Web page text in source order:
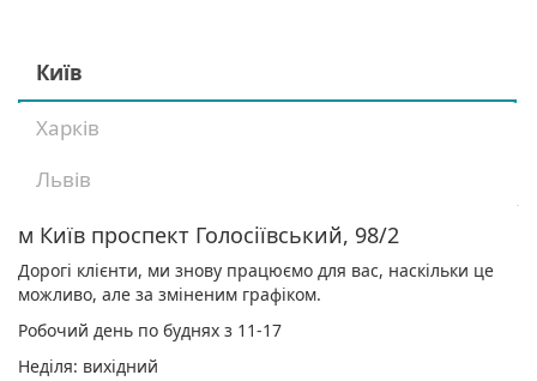
Київ
Харків
Львів
м Київ проспект Голосіївський, 98/2
Дорогі клієнти, ми знову працюємо для вас, наскільки це
можливо, але за зміненим графіком.
Робочий день по буднях з 11-17
Неділя: вихідний